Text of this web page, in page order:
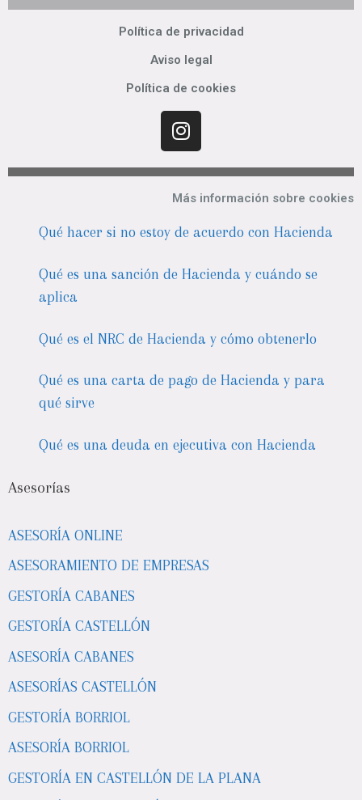
Política de privacidad
Aviso legal
Política de cookies
Más información sobre cookies
Qué hacer si no estoy de acuerdo con Hacienda
Qué es una sanción de Hacienda y cuándo se
aplica
Qué es el NRC de Hacienda y cómo obtenerlo
Qué es una carta de pago de Hacienda y para
qué sirve
Qué es una deuda en ejecutiva con Hacienda
Asesorías
ASESORÍA ONLINE
ASESORAMIENTO DE EMPRESAS
GESTORÍA CABANES
GESTORÍA CASTELLÓN
ASESORÍA CABANES
ASESORÍAS CASTELLÓN
GESTORÍA BORRIOL
ASESORÍA BORRIOL
GESTORÍA EN CASTELLÓN DE LA PLANA